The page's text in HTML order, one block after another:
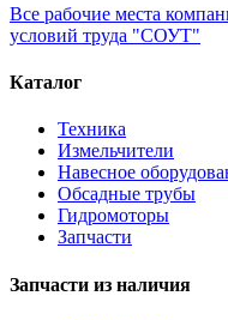
Все рабочие места
условий труда "СОУТ"
Каталог
Техника
Измельчители
Навесное
Обсадные трубы
Гидромоторы
Запчасти
Запчасти из наличия